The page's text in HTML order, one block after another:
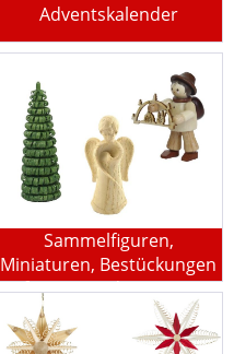
Adventskalender
Sammelfiguren,
Miniaturen, Bestückungen
für Pyramiden u.v.m.